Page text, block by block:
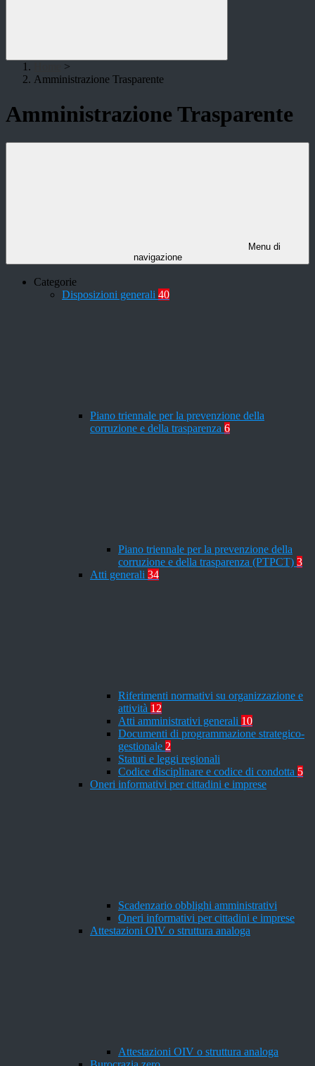
>
Amministrazione Trasparente
Amministrazione Trasparente
Menu di
navigazione
Categorie
Disposizioni generali 40
Piano triennale per la prevenzione della
corruzione e della trasparenza 6
Piano triennale per la prevenzione della
corruzione e della trasparenza (PTPCT) 3
Atti generali 34
Riferimenti normativi su organizzazione e
attività 12
Atti amministrativi generali 10
Documenti di programmazione strategico-
gestionale 2
Statuti e leggi regionali
Codice disciplinare e codice di condotta 5
Oneri informativi per cittadini e imprese
Scadenzario obblighi amministrativi
Oneri informativi per cittadini e imprese
Attestazioni OIV o struttura analoga
Attestazioni OIV o struttura analoga